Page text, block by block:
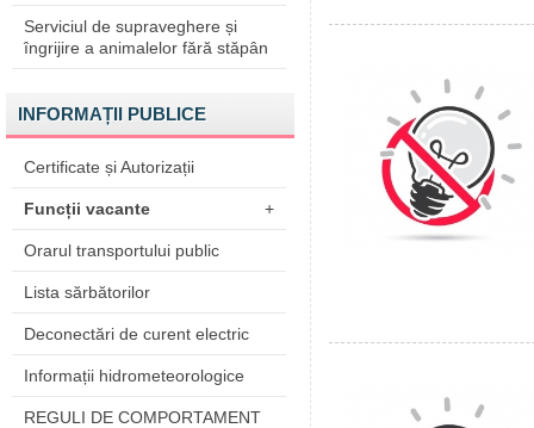
Serviciul de supraveghere și
îngrijire a animalelor fără stăpân
INFORMAȚII PUBLICE
Certificate și Autorizații
Funcții vacante +
Orarul transportului public
Lista sărbătorilor
Deconectări de curent electric
Informații hidrometeorologice
REGULI DE COMPORTAMENT